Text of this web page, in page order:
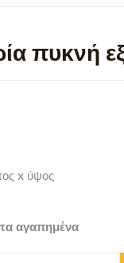
πυκνή
x ύψος
αγαπημένα